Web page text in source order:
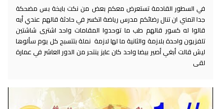
في السطور القادمة تستعرض معكم بعض من نكت بايخة بس مضحكة
جدا اتمني ان تنال رضائكم مدرس رياضة اتكسر في حادثة قالهم عندي أيه
قالوا له كسور قالهم طب ما توحدوا المقامات واحد اشترى شاشتين
تلفزيون واحدة بلازمة والثانية ما لها لازمة نملة بتتسبح كل يوم سألوها
ليش قالت أبغي أصير بيضا واحد كان عايز ينتحر من الدور العاشر في عمارة
لقى